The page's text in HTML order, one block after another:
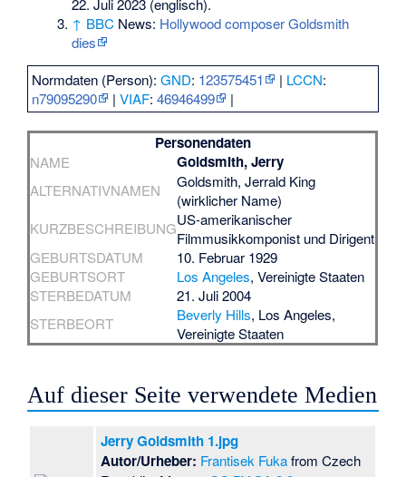
22. Juli 2023 (englisch).
↑ BBC News: Hollywood composer Goldsmith
dies
Normdaten (Person):GND: 123575451 | LCCN:
n79095290
|VIAF:46946499 |
Personendaten
NAME Goldsmith, Jerry
ALTERNATIVNAMEN
Goldsmith, Jerrald King
(wirklicher Name)
KURZBESCHREIBUNGUS-amerikanischer
Filmmusikkomponist und Dirigent
GEBURTSDATUM
10. Februar 1929
GEBURTSORT
Los Angeles, Vereinigte Staaten
STERBEDATUM
21. Juli 2004
STERBEORT
Beverly Hills, Los Angeles,
Vereinigte Staaten
Auf dieser Seite verwendete Medien
Jerry Goldsmith 1.jpg
Autor/Urheber: Frantisek Fukafrom Czech